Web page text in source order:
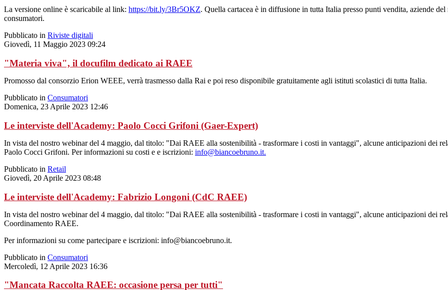
La versione online è scaricabile al link: https://bit.ly/3Br5OKZ. Quella cartacea è in diffusione in tutta Italia presso punti vendita, aziende
consumatori.
Pubblicato in Riviste digitali
Giovedì, 11 Maggio 2023 09:24
"Materia viva", il docufilm dedicato ai RAEE
Promosso dal consorzio Erion WEEE, verrà trasmesso dalla Rai e poi reso disponibile gratuitamente agli istituti scolastici di tutta Italia.
Pubblicato in Consumatori
Domenica, 23 Aprile 2023 12:46
Le interviste dell'Academy: Paolo Cocci Grifoni (Gaer-Expert)
In vista del nostro webinar del 4 maggio, dal titolo: "Dai RAEE alla sostenibilità - trasformare i costi in vantaggi", alcune anticipazioni dei
Paolo Cocci Grifoni. Per informazioni su costi e e iscrizioni: info@biancoebruno.it.
Pubblicato in Retail
Giovedì, 20 Aprile 2023 08:48
Le interviste dell'Academy: Fabrizio Longoni (CdC RAEE)
In vista del nostro webinar del 4 maggio, dal titolo: "Dai RAEE alla sostenibilità - trasformare i costi in vantaggi", alcune anticipazioni dei
Coordinamento RAEE.
Per informazioni su come partecipare e iscrizioni: info@biancoebruno.it.
Pubblicato in Consumatori
Mercoledì, 12 Aprile 2023 16:36
"Mancata Raccolta RAEE: occasione persa per tutti"